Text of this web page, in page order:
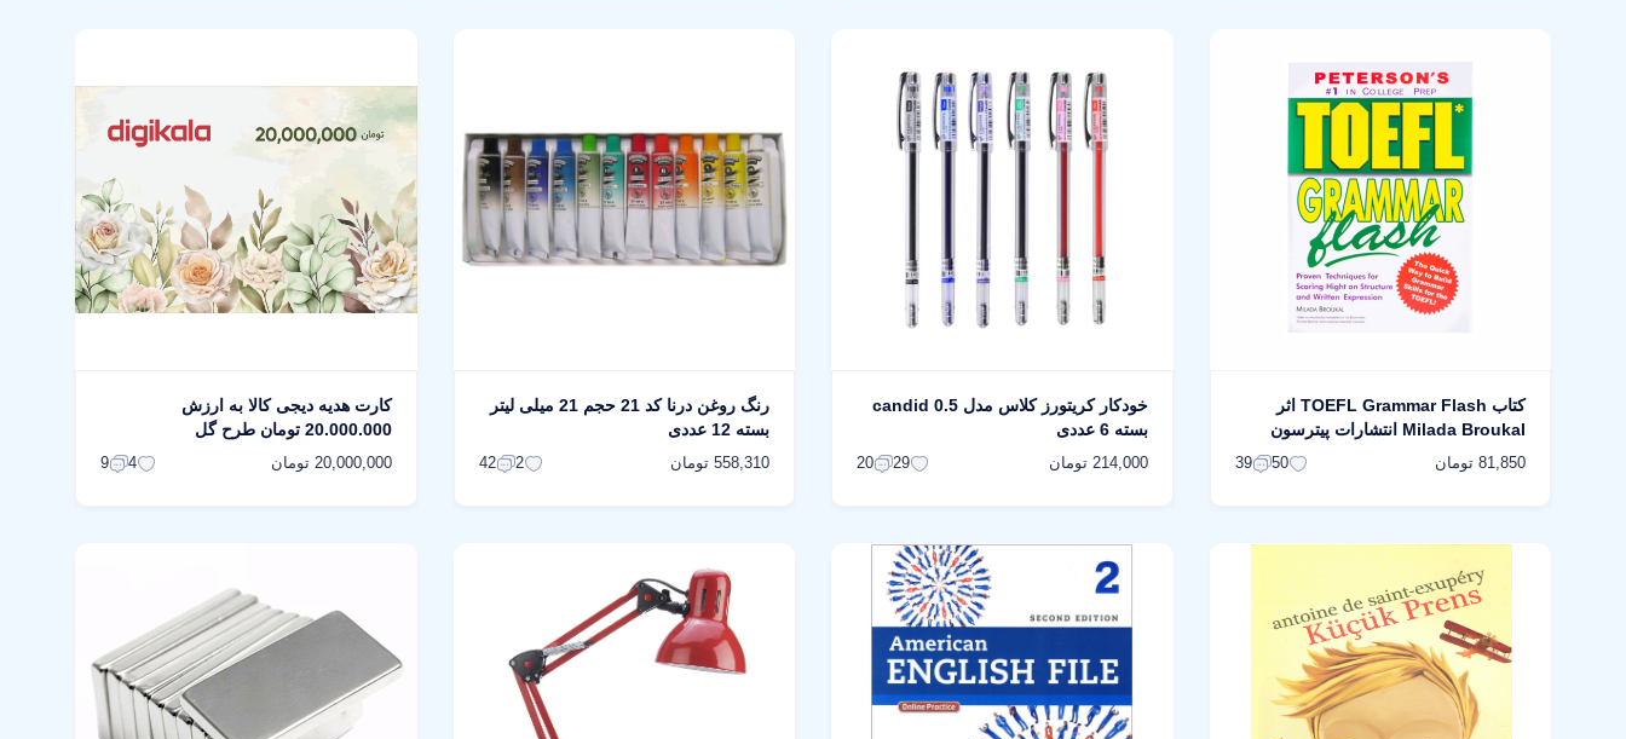
کتاب TOEFL Grammar Flash اثر
Milada Broukal انتشارات پیترسون
81,850 تومان 50
39
خودکار کریتورز کلاس مدل candid 0.5
بسته 6 عددی
214,000 تومان 29
20
رنگ روغن درنا کد 21 حجم 21 میلی لیتر
بسته 12 عددی
558,310 تومان 2
42
کارت هدیه دیجی کالا به ارزش
20.000.000 تومان طرح گل
20,000,000 تومان 4
9